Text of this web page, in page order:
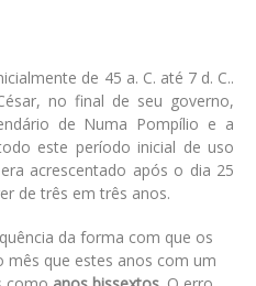
de 45 a. C. até 7 d. C..
no final de seu governo,
de Numa Pompílio e a
este período inicial de uso
acrescentado após o dia 25
de três em três anos.
da forma com que os
que estes anos com um